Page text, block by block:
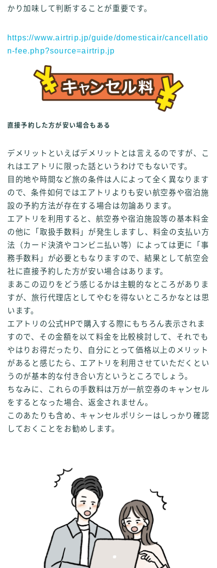
かり加味して判断することが重要です。
https://www.airtrip.jp/guide/domesticair/cancellatio
n-fee.php?source=airtrip.jp
直接予約した方が安い場合もある
デメリットといえばデメリットとは言えるのですが、こ
れはエアトリに限った話というわけでもないです。
目的地や時間など旅の条件は人によって全く異なります
ので、条件如何ではエアトリよりも安い航空券や宿泊施
設の予約方法が存在する場合は勿論あります。
エアトリを利用すると、航空券や宿泊施設等の基本料金
の他に「取扱手数料」が発生しますし、料金の支払い方
法（カード決済やコンビニ払い等）によっては更に「事
務手数料」が必要ともなりますので、結果として航空会
社に直接予約した方が安い場合はあります。
まあこの辺りをどう感じるかは主観的なところがありま
すが、旅行代理店としてやむを得ないところかなとは思
います。
エアトリの公式HPで購入する際にもちろん表示されま
すので、その金額を以て料金を比較検討して、それでも
やはりお得だったり、自分にとって価格以上のメリット
があると感じたら、エアトリを利用させていただくとい
うのが基本的な付き合い方というところでしょう。
ちなみに、これらの手数料は万が一航空券のキャンセル
をするとなった場合、返金されません。
このあたりも含め、キャンセルポリシーはしっかり確認
しておくことをお勧めします。